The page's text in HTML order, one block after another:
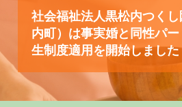
社会福祉法人黒松内つく
内町）は事実婚と同性パ
生制度適用を開始しました